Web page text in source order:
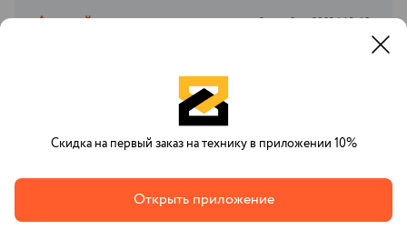
Алексей 3 октября. 2023 | 18:49
Наши преимущества
Скидка на первый заказ на технику в приложении 10%
Открыть приложение